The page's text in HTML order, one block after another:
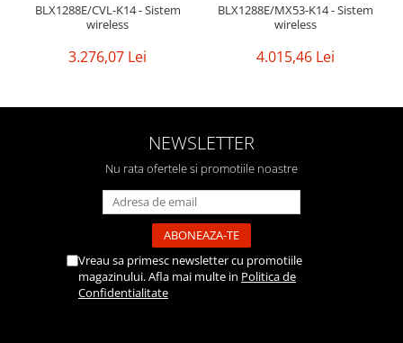
BLX1288E/CVL-K14 - Sistem
wireless
3.276,07 Lei
BLX1288E/MX53-K14 - Sistem
wireless
4.015,46 Lei
NEWSLETTER
Nu rata ofertele si promotiile noastre
Vreau sa primesc newsletter cu promotiile
magazinului. Afla mai multe in Politica de
Confidentialitate